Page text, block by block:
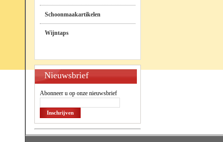
Schoonmaakartikelen
Wijntaps
Nieuwsbrief
Abonneer u op onze nieuwsbrief
Inschrijven